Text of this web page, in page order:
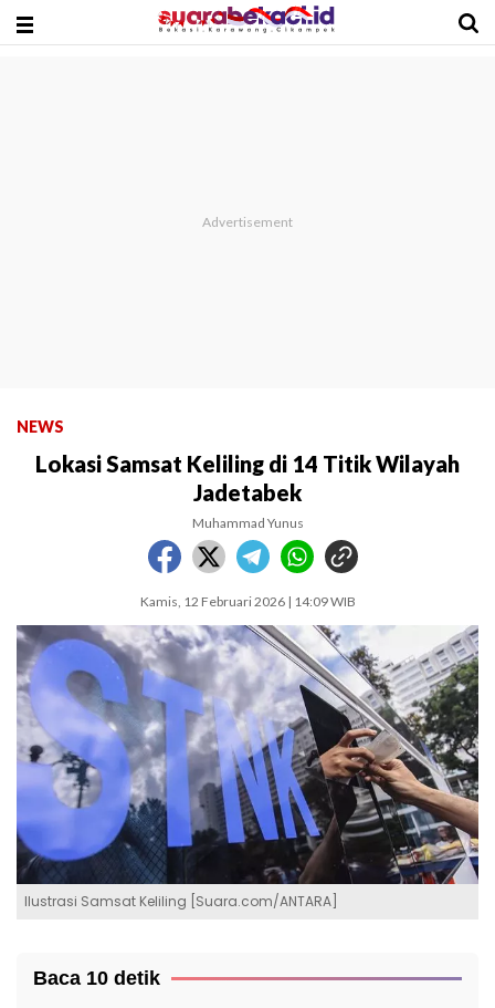
NEWS
Lokasi Samsat Keliling di 14 Titik Wilayah
Jadetabek
Muhammad Yunus
Kamis, 12 Februari 2026 | 14:09 WIB
Ilustrasi Samsat Keliling [Suara.com/ANTARA]
Baca 10 detik